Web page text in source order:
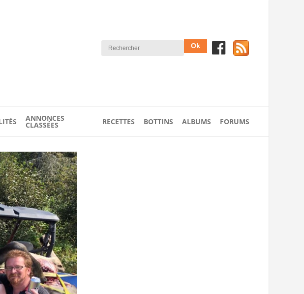
ANNONCES
CLASSÉES RECETTES BOTTINS ALBUMS FORUMS